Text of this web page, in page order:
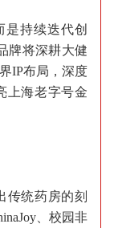
持续迭代创
牌将深耕大健
IP布局，深度
上海老字号金
传统药房的刻
、校园非